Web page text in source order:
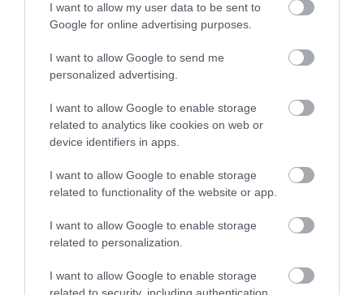
I want to allow my user data to be sent to
Google for online advertising purposes.
I want to allow Google to send me
personalized advertising.
I want to allow Google to enable storage
related to analytics like cookies on web or
device identifiers in apps.
I want to allow Google to enable storage
related to functionality of the website or app.
I want to allow Google to enable storage
related to personalization.
I want to allow Google to enable storage
de ahhoz, hogy az életmódját is megértsék,
koponyárais szükségük lett volna. Ennek
felkutatása különösen nehéz feladatnak tűnt, mert
a kígyók koponyacsontjai nem forrnak össze,
pusztulása után könnyen szétszóródnak.
2011-ben
mégis sikerült három koponyacsontot találni
Cerrejónban. A töredékek alapján a
. Fogai
sűrűn helyezkedtek el, miközben hatalmasra tudta
nyitni a száját. Előbbi azért érdekes, mert a sűrű
fogazat ma inkább a halakra specializálódott
kígyóknál figyelhető meg.
A kutatók így arra következtettek, hogy a
Titanoboa